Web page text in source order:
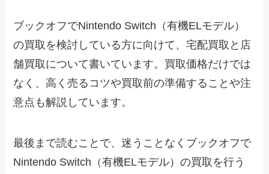
ブックオフでNintendo Switch（有機ELモデル）
の買取を検討している方に向けて、宅配買取と店
舗買取について書いています。買取価格だけでは
なく、高く売るコツや買取前の準備することや注
意点も解説しています。
最後まで読むことで、迷うことなくブックオフで
Nintendo Switch（有機ELモデル）の買取を行う